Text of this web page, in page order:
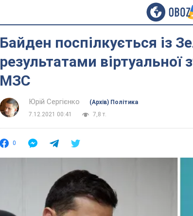
Байден поспілкується із
результатами віртуальної
МЗС
Юрій Сергієнко
(Архів) Політика
7.12.2021 00:41
7,8 т.
0